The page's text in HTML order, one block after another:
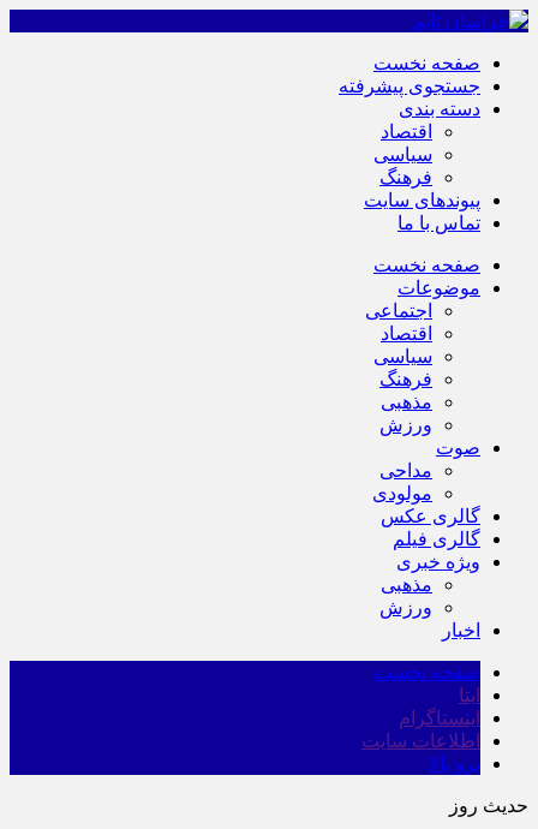
صفحه نخست
جستجوی پیشرفته
دسته بندی
اقتصاد
سیاسی
فرهنگ
پیوندهای سایت
تماس با ما
صفحه نخست
موضوعات
اجتماعی
اقتصاد
سیاسی
فرهنگ
مذهبی
ورزش
صوت
مداحی
مولودی
گالری عکس
گالری فیلم
ویژه خبری
مذهبی
ورزش
اخبار
صفحه نخست
ایتا
اینستاگرام
اطلاعات سایت
برو بالا
حدیث روز